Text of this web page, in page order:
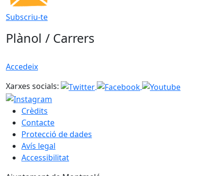
Subscriu-te
Plànol / Carrers
Accedeix
Xarxes socials:
Crèdits
Contacte
Protecció de dades
Avís legal
Accessibilitat